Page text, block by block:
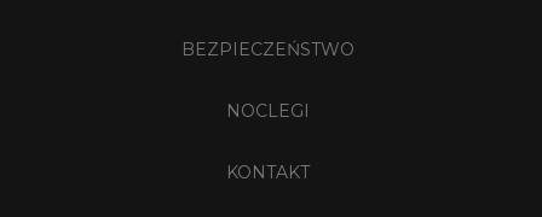
BEZPIECZEŃSTWO
NOCLEGI
KONTAKT